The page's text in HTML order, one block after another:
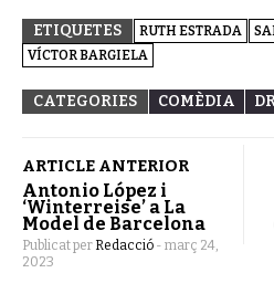
ETIQUETES RUTH ESTRADA
VÍCTOR BARGIELA
CATEGORIES COMÈDIA
ARTICLE ANTERIOR
Antonio López i
‘Winterreise’ a La
Model de Barcelona
Publicat per Redacció - març 24,
2023